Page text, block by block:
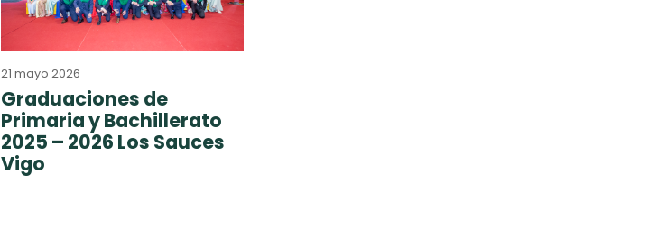
21 mayo 2026
Graduaciones de
Primaria y Bachillerato
2025 – 2026 Los Sauces
Vigo